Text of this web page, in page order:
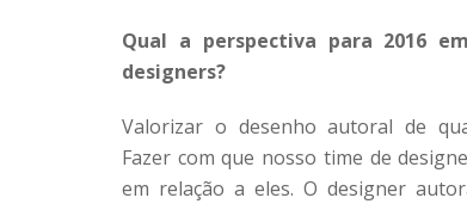
Qual a perspectiva para 2016
designers?
Valorizar o desenho autoral de
Fazer com que nosso time de
em relação a eles. O designer